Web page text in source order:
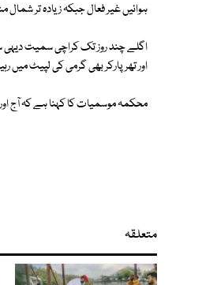
ہوائیں غیر فعال جبکہ زیادہ تر
اگلے چند روز تک کراچی سمیت دیہی
اور تھرپارکر بھی گرمی کی لپیٹ میں
محکمہ موسمیات کا کہنا ہے کہ آج
متعلقہ